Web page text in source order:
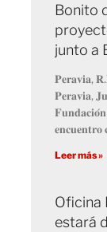
Bonito
junto a
𝐏𝐞𝐫𝐚𝐯𝐢𝐚,
𝐏𝐞𝐫𝐚𝐯𝐢𝐚,
𝐅𝐮𝐧𝐝𝐚𝐜𝐢𝐨́𝐧
𝐞𝐧𝐜𝐮𝐞𝐧𝐭𝐫𝐨
Leer más »
Oficina
estará